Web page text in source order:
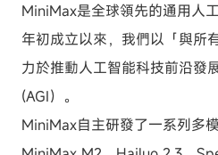
MiniMax是全球領先的通用人
年初成立以來，我們以「與所
力於推動人工智能科技前沿發
(AGI）。
MiniMax自主研發了一系列多